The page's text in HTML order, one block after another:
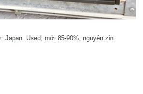
Japan. Used, mới 85-90%, nguyên zin.